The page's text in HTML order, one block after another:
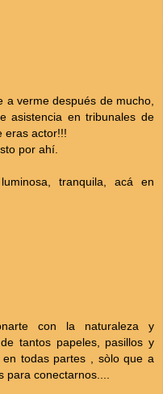
a verme después de mucho,
asistencia en tribunales de
eras actor!!!
por ahí.
tranquila, acá en
con la naturaleza y
tantos papeles, pasillos y
todas partes , sòlo que a
conectarnos....